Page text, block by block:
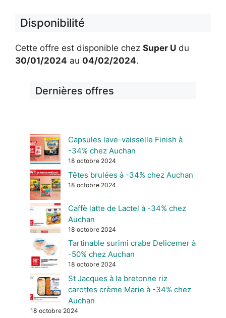
Disponibilité
Cette offre est disponible chez Super U du
30/01/2024 au 04/02/2024.
Dernières offres
Capsules lave-vaisselle Finish à
-34% chez Auchan
18 octobre 2024
Têtes brulées à -34% chez Auchan
18 octobre 2024
Caffè latte de Lactel à -34% chez
Auchan
18 octobre 2024
Tartinable surimi crabe Delicemer à
-50% chez Auchan
18 octobre 2024
St Jacques à la bretonne riz
carottes crème Marie à -34% chez
Auchan
18 octobre 2024